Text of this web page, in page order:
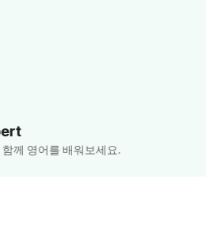
어린이 독일어 수업
해요. 팀도 매우 지원
적이에요. 무엇보다도
온라인으로 진행되기
걱정할 필요가 없습니
공해주신 Lingua